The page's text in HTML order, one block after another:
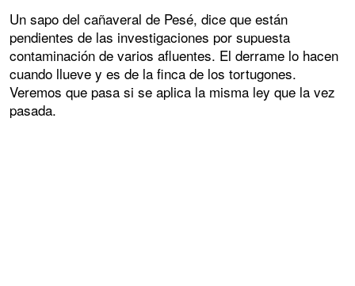
Un sapo del cañaveral de Pesé, dice que están
pendientes de las investigaciones por supuesta
contaminación de varios afluentes. El derrame lo hacen
cuando llueve y es de la finca de los tortugones.
Veremos que pasa si se aplica la misma ley que la vez
pasada.